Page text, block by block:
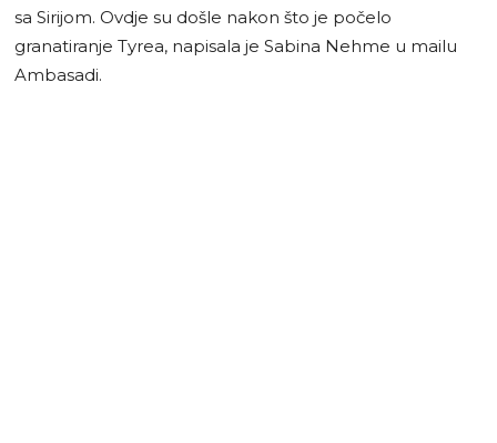
sa Sirijom. Ovdje su došle nakon što je počelo
granatiranje Tyrea, napisala je Sabina Nehme u mailu
Ambasadi.